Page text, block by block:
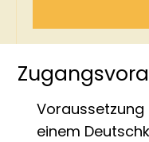
einem